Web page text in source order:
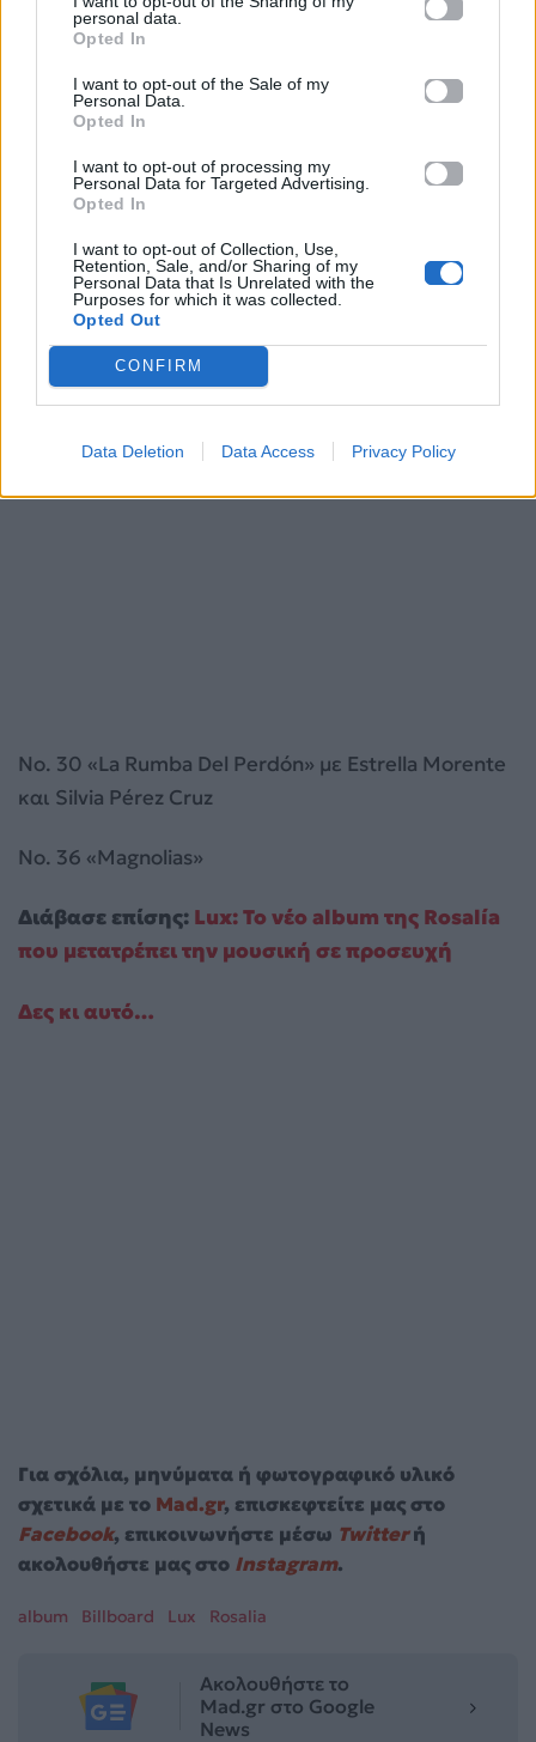
personal data.
Opted In
I want to opt-out of the Sale of my
Personal Data.
Opted In
I want to opt-out of processing my
Personal Data for Targeted Advertising.
Opted In
I want to opt-out of Collection, Use,
Retention, Sale, and/or Sharing of my
Personal Data that Is Unrelated with the
Purposes for which it was collected.
Opted Out
CONFIRM
Data Deletion Data Access Privacy Policy
No. 23 «La Yugular»
No. 25 «De Madrugá»
No. 26 «Mundo Nuevo»
No. 28 «Sauvignon Blanc»
No. 30 «La Rumba Del Perdón» με Estrella Morente
και Silvia Pérez Cruz
No. 36 «Magnolias»
Διάβασε επίσης: Lux: Το νέο album της Rosalía
που μετατρέπει την μουσική σε προσευχή
Δες κι αυτό…
Για σχόλια, μηνύματα ή φωτογραφικό υλικό
σχετικά με το Mad.gr, επισκεφτείτε μας στο
Facebook, επικοινωνήστε μέσω Twitterή
ακολουθήστε μας στο Instagram.
album Billboard Lux Rosalia
Ακολουθήστε το
Mad.gr στο Google
News